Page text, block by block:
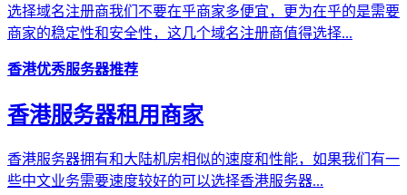
选择域名注册商我们不要在乎商家多便宜，更为在乎的是需要
商家的稳定性和安全性，这几个域名注册商值得选择...
香港优秀服务器推荐
香港服务器租用商家
香港服务器拥有和大陆机房相似的速度和性能，如果我们有一
些中文业务需要速度较好的可以选择香港服务器...